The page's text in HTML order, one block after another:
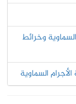
وخرائط
السماوية